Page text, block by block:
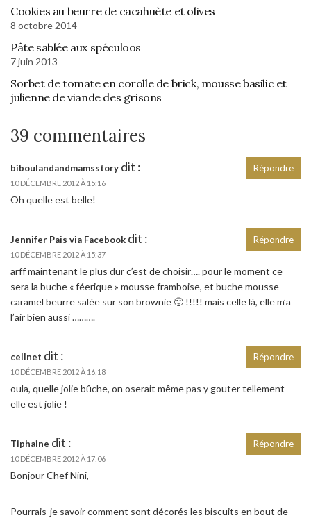
Cookies au beurre de cacahuète et olives
8 octobre 2014
Pâte sablée aux spéculoos
7 juin 2013
Sorbet de tomate en corolle de brick, mousse basilic et
julienne de viande des grisons
39 commentaires
biboulandandmamsstory dit :
10 DÉCEMBRE 2012 À 15:16
Oh quelle est belle!
Répondre
Jennifer Pais via Facebook dit :
10 DÉCEMBRE 2012 À 15:37
arff maintenant le plus dur c’est de choisir…. pour le moment ce
sera la buche « féerique » mousse framboise, et buche mousse
caramel beurre salée sur son brownie 🙂 !!!!! mais celle là, elle m’a
l’air bien aussi ……….
Répondre
cellnet dit :
10 DÉCEMBRE 2012 À 16:18
oula, quelle jolie bûche, on oserait même pas y gouter tellement
elle est jolie !
Répondre
Tiphaine dit :
10 DÉCEMBRE 2012 À 17:06
Bonjour Chef Nini,
Pourrais-je savoir comment sont décorés les biscuits en bout de
Répondre